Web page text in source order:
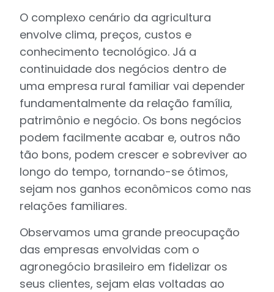
O complexo cenário da agricultura
envolve clima, preços, custos e
conhecimento tecnológico. Já a
continuidade dos negócios dentro de
uma empresa rural familiar vai depender
fundamentalmente da relação família,
patrimônio e negócio. Os bons negócios
podem facilmente acabar e, outros não
tão bons, podem crescer e sobreviver ao
longo do tempo, tornando-se ótimos,
sejam nos ganhos econômicos como nas
relações familiares.
Observamos uma grande preocupação
das empresas envolvidas com o
agronegócio brasileiro em fidelizar os
seus clientes, sejam elas voltadas ao